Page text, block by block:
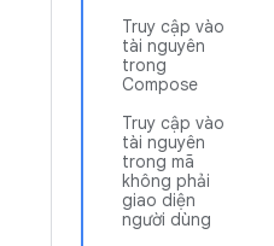
Truy cập vào
tài nguyên
trong
Compose
Truy cập vào
tài nguyên
trong mã
không phải
giao diện
người dùng